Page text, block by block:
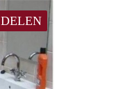
DELEN